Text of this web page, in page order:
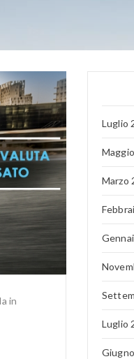
in
Luglio
Marzo
Luglio